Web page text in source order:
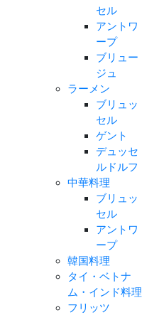
セル
アントワ
ープ
ブリュー
ジュ
ラーメン
ブリュッ
セル
ゲント
デュッセ
ルドルフ
中華料理
ブリュッ
セル
アントワ
ープ
韓国料理
タイ・ベトナ
ム・インド料理
フリッツ